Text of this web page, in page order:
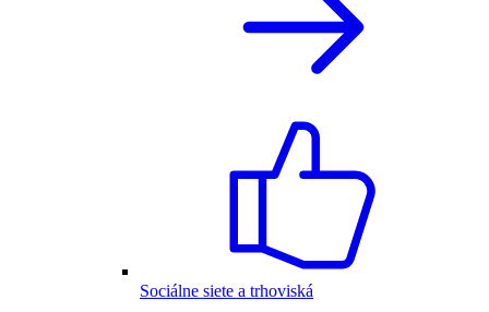
Sociálne siete a trhoviská